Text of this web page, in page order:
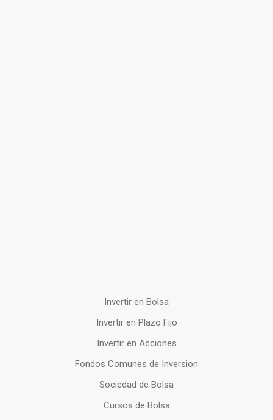
Invertir en Bolsa
Invertir en Plazo Fijo
Invertir en Acciones
Fondos Comunes de Inversion
Sociedad de Bolsa
Cursos de Bolsa